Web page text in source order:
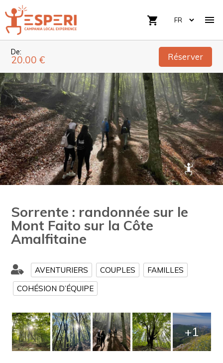

shopping_cart
De:
20.00 € Réserver
Sorrente : randonnée sur le
Mont Faito sur la Côte
Amalfitaine
AVENTURIERS COUPLES
FAMILLES
COHÉSION D’ÉQUIPE
+1